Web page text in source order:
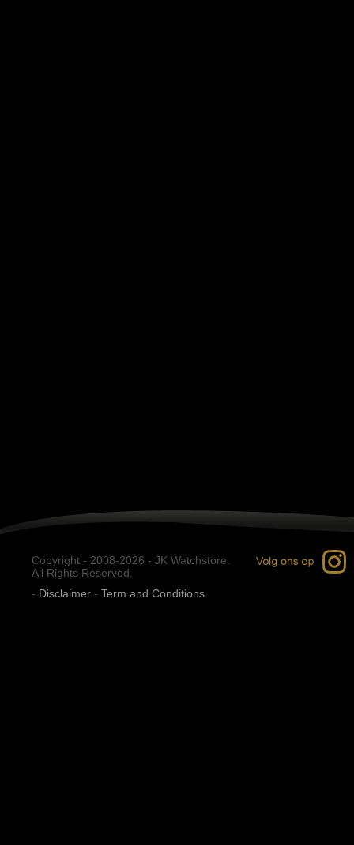
Copyright - 2008-2026 - JK Watchstore.
All Rights Reserved.
- Disclaimer - Term and Conditions